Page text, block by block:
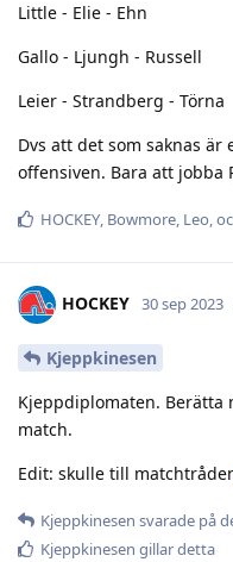
Little - Elie - Ehn
Gallo - Ljungh - Russell
Leier - Strandberg - Törna
Dvs att det som saknas
offensiven. Bara att jobba
HOCKEY, Bowmore, Leo,
HOCKEY 30 sep 2023
Kjeppkinesen
Kjeppdiplomaten. Berätta
match.
Edit: skulle till
Kjeppkinesen svarade på
Kjeppkinesen gillar detta